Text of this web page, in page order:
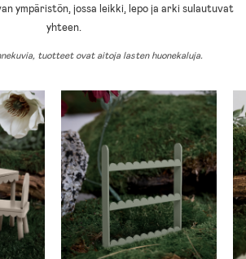
ympäristön, jossa leikki, lepo ja arki sulautuvat
yhteen.
tuotteet ovat aitoja lasten huonekaluja.